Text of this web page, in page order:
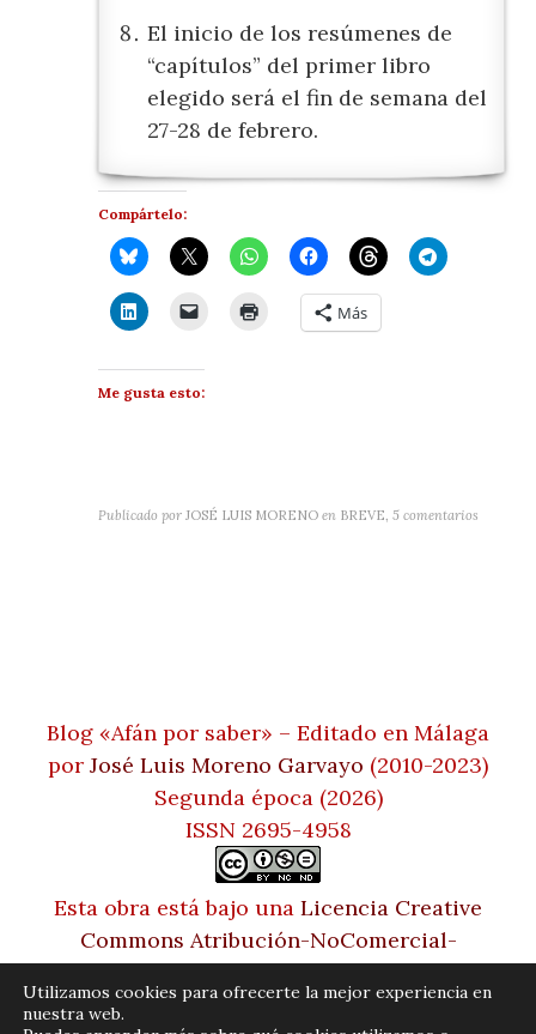
El inicio de los resúmenes de
“capítulos” del primer libro
elegido será el fin de semana del
27-28 de febrero.
Compártelo:
Más
Me gusta esto:
Publicado por JOSÉ LUIS MORENO en BREVE,5 comentarios
Blog «Afán por saber» – Editado en Málaga
por José Luis Moreno Garvayo (2010-2023)
Segunda época (2026)
ISSN 2695-4958
Esta obra está bajo una Licencia Creative
Commons Atribución-NoComercial-
SinDerivadas 4.0 Internacional
Utilizamos cookies para ofrecerte la mejor experiencia en
nuestra web.